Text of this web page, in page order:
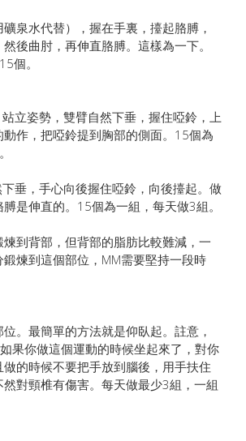
泉水代替），握在手裏，擡起胳膊，
後曲肘，再伸直胳膊。這樣為一下。
個。
立姿勢，雙臂自然下垂，握住啞鈴，上
作，把啞鈴提到胸部的側面。15個為
垂，手心向後握住啞鈴，向後擡起。做
是伸直的。15個為一組，每天做3組。
到背部，但背部的脂肪比較難減，一
煉到這個部位，MM需要堅持一段時
位。最簡單的方法就是仰臥起。註意，
果你做這個運動的時候坐起來了，對你
的時候不要把手放到腦後，用手扶住
對頸椎有傷害。每天做最少3組，一組